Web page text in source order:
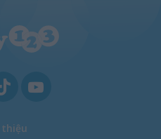
thiệu